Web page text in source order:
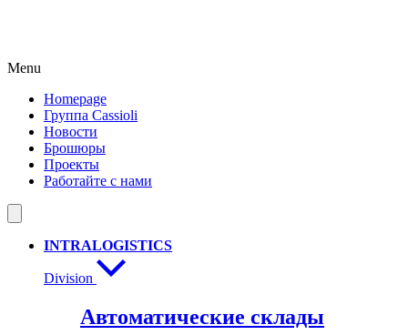
Menu
Homepage
Группа Cassioli
Новости
Брошюры
Проекты
Работайте с нами
INTRALOGISTICS
Division
Автоматические склады